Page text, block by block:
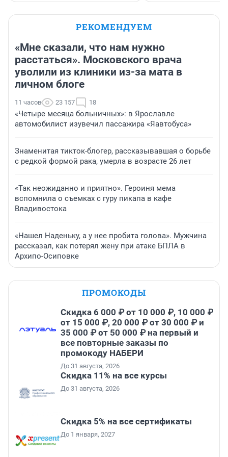
РЕКОМЕНДУЕМ
«Мне сказали, что нам нужно
расстаться». Московского врача
уволили из клиники из-за мата в
личном блоге
11 часов 23 157 18
«Четыре месяца больничных»: в Ярославле
автомобилист изувечил пассажира «Яавтобуса»
Знаменитая тикток-блогер, рассказывавшая о борьбе
с редкой формой рака, умерла в возрасте 26 лет
«Так неожиданно и приятно». Героиня мема
вспомнила о съемках с гуру пикапа в кафе
Владивостока
«Нашел Наденьку, а у нее пробита голова». Мужчина
рассказал, как потерял жену при атаке БПЛА в
Архипо-Осиповке
ПРОМОКОДЫ
Скидка 6 000 ₽ от 10 000 ₽, 10 000 ₽
от 15 000 ₽, 20 000 ₽ от 30 000 ₽ и
35 000 ₽ от 50 000 ₽ на первый и
все повторные заказы по
промокоду НАБЕРИ
До 31 августа, 2026
Скидка 11% на все курсы
До 31 августа, 2026
Скидка 5% на все сертификаты
До 1 января, 2027